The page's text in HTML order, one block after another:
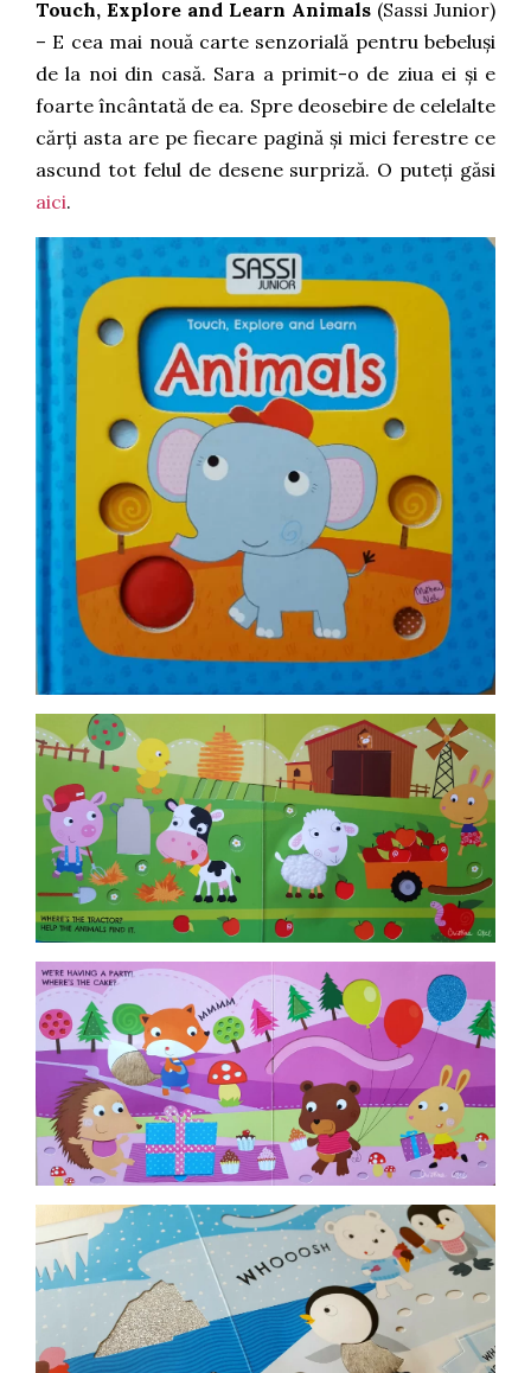
Touch, Explore and Learn Animals (Sassi Junior)
– E cea mai nouă carte senzorială pentru bebeluși
de la noi din casă. Sara a primit-o de ziua ei și e
foarte încântată de ea. Spre deosebire de celelalte
cărți asta are pe fiecare pagină și mici ferestre ce
ascund tot felul de desene surpriză. O puteți găsi
aici.